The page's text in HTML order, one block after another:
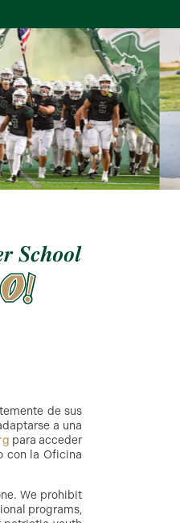
de sus
a una
para acceder
con la Oficina
We prohibit
programs,